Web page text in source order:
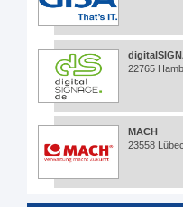
22765
MACH
23558